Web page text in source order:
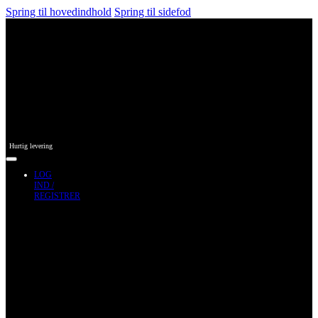
Spring til hovedindhold Spring til sidefod
Hurtig levering
LOG
IND /
REGISTRER